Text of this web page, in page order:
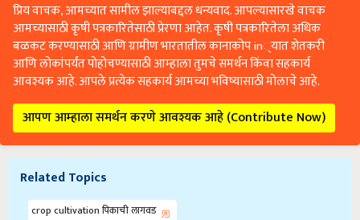
प्रिय वाचक, आमच्यात सामील झाल्याबद्दल धन्यवाद. आपल्यासारखे वाचक
आमच्यासाठी कृषी पत्रकारितेसाठी प्रेरणा आहेत. कृषी पत्रकारितेला अधिक
बळकट करण्यासाठी आणि ग्रामीण भारतातील कानाकोप in्यात शेतकरी
आणि लोकांपर्यंत पोहोचण्यासाठी आम्हाला तुमचे समर्थन किंवा सहकार्य
आवश्यक आहे. आपले प्रत्येक सहकार्य आमच्या भविष्यासाठी मोलाचे आहे.
आपण आम्हाला समर्थन करणे आवश्यक आहे (Contribute Now)
Related Topics
crop cultivation पिकाची लागवड